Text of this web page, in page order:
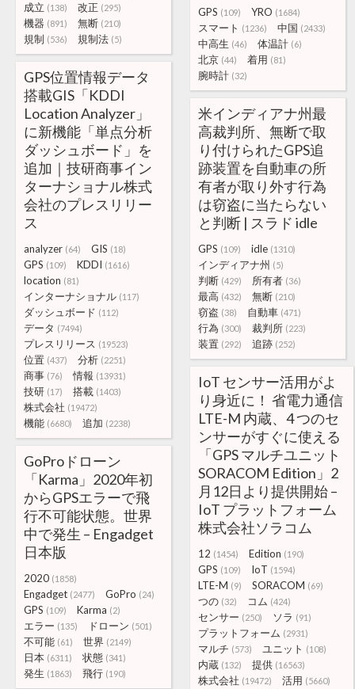
成立 (138) 改正 (295)
機器 (891) 無断 (210)
規制 (536) 規制法 (5)
GPS (109) YRO (1684)
スマート (1236) 中国 (2433)
中高生 (46) 体温計 (6)
北京 (44) 着用 (81)
腕時計 (32)
GPS位置情報データ
搭載GIS「KDDI
Location Analyzer」
に新機能「単点分析
ダッシュボード」を
追加｜技研商事イン
ターナショナル株式
会社のプレスリリー
ス
analyzer (64) GIS (18)
GPS (109) KDDI (1616)
location (81)
インターナショナル (117)
ダッシュボード (112)
データ (7494)
プレスリリース (19523)
位置 (437) 分析 (2251)
商事 (76) 情報 (13931)
技研 (17) 搭載 (1403)
株式会社 (19472)
機能 (6680) 追加 (2238)
米インディアナ州最
高裁判所、無断で取
り付けられたGPS追
跡装置を自動車の所
有者が取り外す行為
は窃盗に当たらない
と判断 | スラド idle
GPS (109) idle (1310)
インディアナ州 (5)
判断 (429) 所有者 (36)
最高 (432) 無断 (210)
窃盗 (38) 自動車 (471)
行為 (300) 裁判所 (223)
装置 (292) 追跡 (252)
IoT センサー活用がよ
り身近に！ 省電力通信
LTE-M 内蔵、4 つのセ
ンサーがすぐに使える
「GPS マルチユニット
SORACOM Edition」2
月12日より提供開始 –
IoT プラットフォーム
株式会社ソラコム
12 (1454) Edition (190)
GPS (109) IoT (1594)
LTE-M (9) SORACOM (69)
つの (32) コム (424)
センサー (250) ソラ (91)
プラットフォーム (2931)
マルチ (573) ユニット (108)
内蔵 (132) 提供 (16563)
株式会社 (19472) 活用 (5660)
GoProドローン
「Karma」2020年初
からGPSエラーで飛
行不可能状態。世界
中で発生 – Engadget
日本版
2020 (1858)
Engadget (2477) GoPro (24)
GPS (109) Karma (2)
エラー (135) ドローン (501)
不可能 (61) 世界 (2149)
日本 (6311) 状態 (341)
発生 (1863) 飛行 (190)